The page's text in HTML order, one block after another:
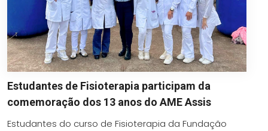
Estudantes de Fisioterapia participam da
comemoração dos 13 anos do AME Assis
Estudantes do curso de Fisioterapia da Fundação